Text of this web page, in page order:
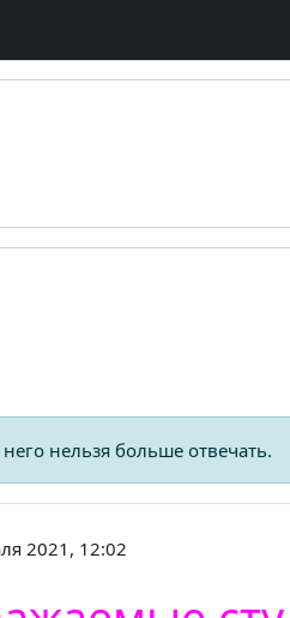
нельзя больше отвечать.
2021, 12:02